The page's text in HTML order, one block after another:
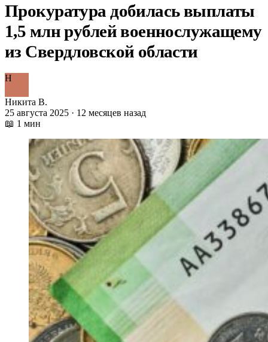
Прокуратура добилась выплаты
1,5 млн рублей военнослужащему
из Свердловской области
Н
Никита В.
25 августа 2025 · 12 месяцев назад
📖 1 мин